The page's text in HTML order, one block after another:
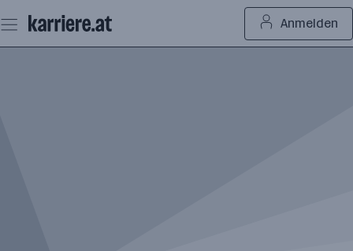
Seiteninhalt
springen
Anmelden